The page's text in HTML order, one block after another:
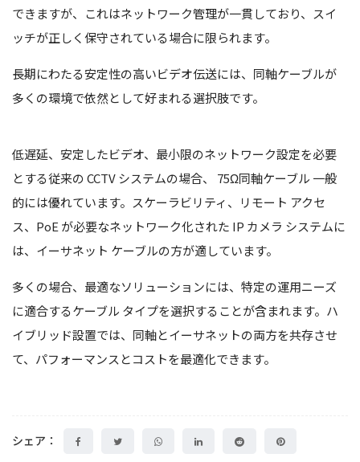
できますが、これはネットワーク管理が一貫しており、スイ
ッチが正しく保守されている場合に限られます。
長期にわたる安定性の高いビデオ伝送には、同軸ケーブルが
多くの環境で依然として好まれる選択肢です。
低遅延、安定したビデオ、最小限のネットワーク設定を必要
とする従来の CCTV システムの場合、 75Ω同軸ケーブル 一般
的には優れています。スケーラビリティ、リモート アクセ
ス、PoE が必要なネットワーク化された IP カメラ システムに
は、イーサネット ケーブルの方が適しています。
多くの場合、最適なソリューションには、特定の運用ニーズ
に適合するケーブル タイプを選択することが含まれます。ハ
イブリッド設置では、同軸とイーサネットの両方を共存させ
て、パフォーマンスとコストを最適化できます。
シェア：